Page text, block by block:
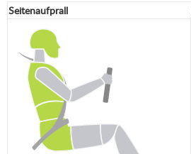
Seitenaufprall